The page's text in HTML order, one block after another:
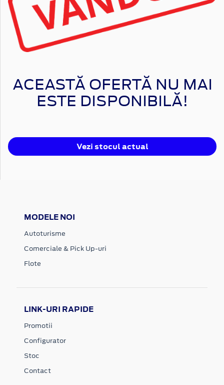
ACEASTĂ OFERTĂ NU MAI
ESTE DISPONIBILĂ!
Vezi stocul actual
MODELE NOI
Autoturisme
Comerciale & Pick Up-uri
Flote
LINK-URI RAPIDE
Promotii
Configurator
Stoc
Contact